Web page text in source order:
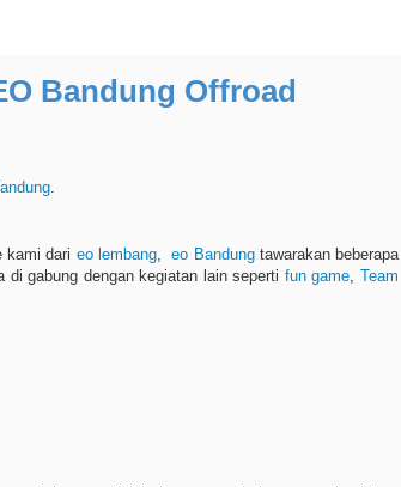
Bandung Offroad
.
kami dari eo lembang,eo Bandungtawarakan beberapa
di gabung dengan kegiatan lain seperti fun game,Team